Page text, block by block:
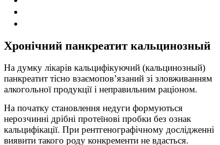
Хронічний панкреатит кальцинозный
На думку лікарів кальцифікуючий (кальцинозный)
панкреатит тісно взаємопов’язаний зі зловживанням
алкогольної продукції і неправильним раціоном.
На початку становлення недуги формуються
нерозчинні дрібні протеїнові пробки без ознак
кальцифікації. При рентгенографічному дослідженні
виявити такого роду конкременти не вдасться.